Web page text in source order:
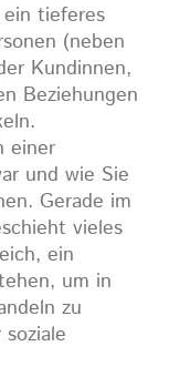
tieferes
(neben
Kundinnen,
Beziehungen
einer
und wie Sie
Gerade im
vieles
ein
um in
zu